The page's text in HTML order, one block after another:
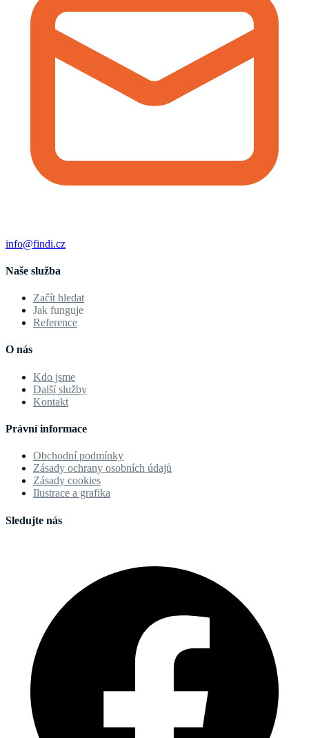
info@findi.cz
Naše služba
Začít hledat
Jak funguje
Reference
O nás
Kdo jsme
Další služby
Kontakt
Právní informace
Obchodní podmínky
Zásady ochrany osobních údajů
Zásady cookies
Ilustrace a grafika
Sledujte nás